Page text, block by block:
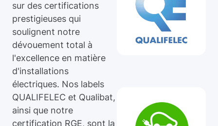
sur des certifications
prestigieuses qui
soulignent notre
dévouement total à
l'excellence en matière
d'installations
électriques. Nos labels
QUALIFELEC et Qualibat,
ainsi que notre
certification RGE, sont la